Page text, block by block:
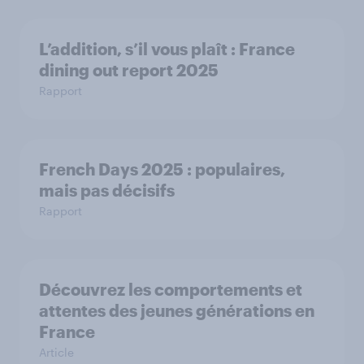
L’addition, s’il vous plaît : France
dining out report 2025​
Rapport
French Days 2025 : populaires,
mais pas décisifs
Rapport
Découvrez les comportements et
attentes des jeunes générations en
France
Article